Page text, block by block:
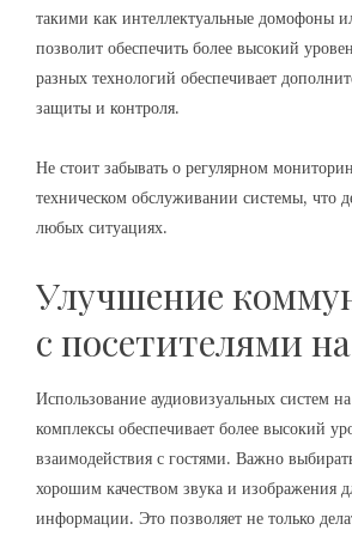
такими как интеллектуальные домофоны
позволит обеспечить более высокий
разных технологий обеспечивает
защиты и контроля.
Не стоит забывать о регулярном
техническом обслуживании системы, что
любых ситуациях.
Улучшение
с посетителями
Использование аудиовизуальных систем
комплексы обеспечивает более высокий
взаимодействия с гостями. Важно
хорошим качеством звука и изображения
информации. Это позволяет не только